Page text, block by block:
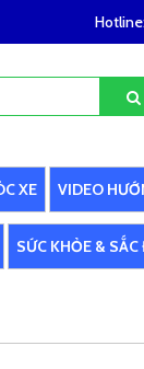
XE VIDEO
SỨC KHỎE & SẮC